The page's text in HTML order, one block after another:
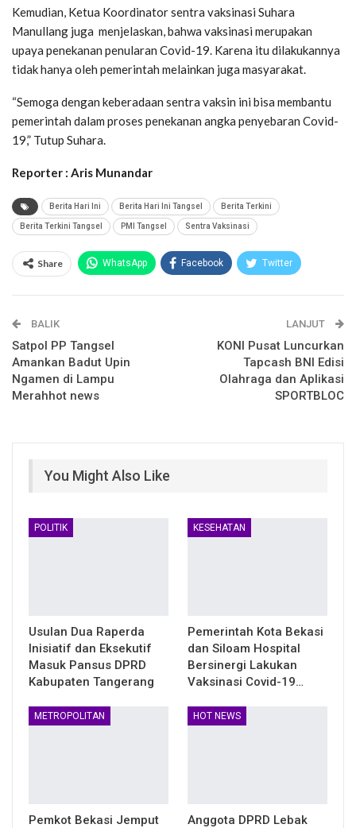
Kemudian, Ketua Koordinator sentra vaksinasi Suhara
Manullang juga menjelaskan, bahwa vaksinasi merupakan
upaya penekanan penularan Covid-19. Karena itu dilakukannya
tidak hanya oleh pemerintah melainkan juga masyarakat.
“Semoga dengan keberadaan sentra vaksin ini bisa membantu
pemerintah dalam proses penekanan angka penyebaran Covid-
19,” Tutup Suhara.
Reporter : Aris Munandar
Berita Hari Ini Berita Hari Ini Tangsel Berita Terkini
Berita Terkini Tangsel PMI Tangsel Sentra Vaksinasi
Share WhatsApp Facebook Twitter
Telegram
BALIK
Satpol PP Tangsel
Amankan Badut Upin
Ngamen di Lampu
Merahhot news
LANJUT
KONI Pusat Luncurkan
Tapcash BNI Edisi
Olahraga dan Aplikasi
SPORTBLOC
You Might Also Like
POLITIK
Usulan Dua Raperda
Inisiatif dan Eksekutif
Masuk Pansus DPRD
Kabupaten Tangerang
KESEHATAN
Pemerintah Kota Bekasi
dan Siloam Hospital
Bersinergi Lakukan
Vaksinasi Covid-19…
METROPOLITAN
Pemkot Bekasi Jemput
HOT NEWS
Anggota DPRD Lebak